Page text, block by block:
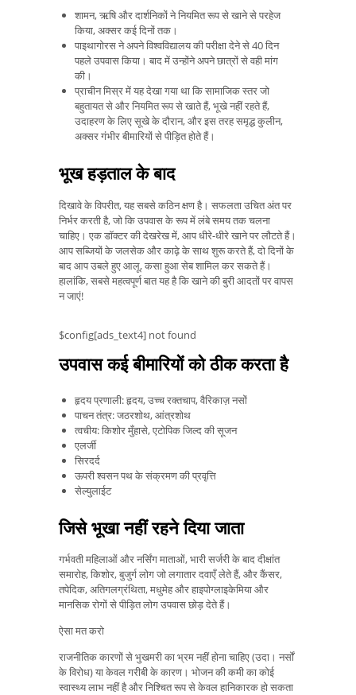
शामन, ऋषि और दार्शनिकों ने नियमित रूप से खाने से परहेज
किया, अक्सर कई दिनों तक।
पाइथागोरस ने अपने विश्वविद्यालय की परीक्षा देने से 40 दिन
पहले उपवास किया। बाद में उन्होंने अपने छात्रों से वही मांग
की।
प्राचीन मिस्र में यह देखा गया था कि सामाजिक स्तर जो
बहुतायत से और नियमित रूप से खाते हैं, भूखे नहीं रहते हैं,
उदाहरण के लिए सूखे के दौरान, और इस तरह समृद्ध कुलीन,
अक्सर गंभीर बीमारियों से पीड़ित होते हैं।
भूख हड़ताल के बाद
दिखावे के विपरीत, यह सबसे कठिन क्षण है। सफलता उचित अंत पर
निर्भर करती है, जो कि उपवास के रूप में लंबे समय तक चलना
चाहिए। एक डॉक्टर की देखरेख में, आप धीरे-धीरे खाने पर लौटते हैं।
आप सब्जियों के जलसेक और काढ़े के साथ शुरू करते हैं, दो दिनों के
बाद आप उबले हुए आलू, कसा हुआ सेब शामिल कर सकते हैं।
हालांकि, सबसे महत्वपूर्ण बात यह है कि खाने की बुरी आदतों पर वापस
न जाएं!
$config[ads_text4] not found
उपवास कई बीमारियों को ठीक करता है
हृदय प्रणाली: हृदय, उच्च रक्तचाप, वैरिकाज़ नसों
पाचन तंत्र: जठरशोथ, आंत्रशोथ
त्वचीय: किशोर मुँहासे, एटोपिक जिल्द की सूजन
एलर्जी
सिरदर्द
ऊपरी श्वसन पथ के संक्रमण की प्रवृत्ति
सेल्युलाईट
जिसे भूखा नहीं रहने दिया जाता
गर्भवती महिलाओं और नर्सिंग माताओं, भारी सर्जरी के बाद दीक्षांत
समारोह, किशोर, बुजुर्ग लोग जो लगातार दवाएँ लेते हैं, और कैंसर,
तपेदिक, अतिगलग्रंथिता, मधुमेह और हाइपोग्लाइकेमिया और
मानसिक रोगों से पीड़ित लोग उपवास छोड़ देते हैं।
ऐसा मत करो
राजनीतिक कारणों से भुखमरी का भ्रम नहीं होना चाहिए (उदा। नर्सों
के विरोध) या केवल गरीबी के कारण। भोजन की कमी का कोई
स्वास्थ्य लाभ नहीं है और निश्चित रूप से केवल हानिकारक हो सकता